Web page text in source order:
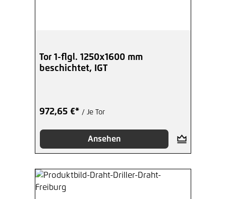
Tor 1-flgl. 1250x1600 mm
beschichtet, IGT
972,65 €* / Je Tor
Ansehen